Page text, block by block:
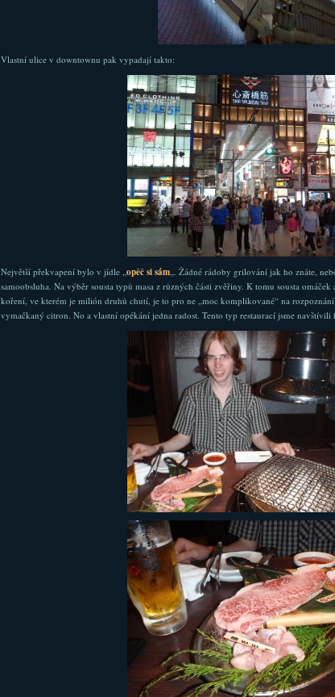
Vlastní ulice v downtownu pak vypadají takto:
Největší překvapení bylo v jídle „opěč si sám„. Žádné rádoby grilování jak ho znáte,
samoobsluha. Na výběr sousta typů masa z různých části zvěřiny. K tomu sousta
koření, ve kterém je milión druhů chutí, je to pro ne „moc komplikované“ na
vymačkaný citron. No a vlastní opékání jedna radost. Tento typ restaurací jsme navštívili